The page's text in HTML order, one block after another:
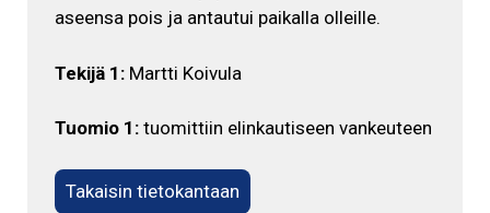
aseensa pois ja antautui paikalla olleille.
Tekijä 1: Martti Koivula
Tuomio 1: tuomittiin elinkautiseen vankeuteen
Takaisin tietokantaan